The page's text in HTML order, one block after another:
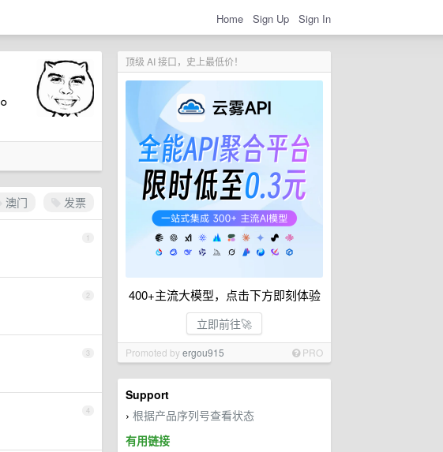
Home Sign Up Sign In
顶级 AI 接口，史上最低价！
400+主流大模型，点击下方即刻体验
立即前往🚀
Promoted byergou915 PRO
Support
› 根据产品序列号查看状态
有用链接
澳门 发票
1
2
3
4